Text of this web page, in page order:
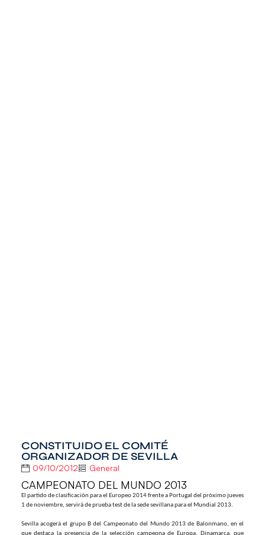
CONSTITUIDO EL COMITÉ
ORGANIZADOR DE SEVILLA
09/10/2012 General
CAMPEONATO DEL MUNDO 2013
El partido de clasificación para el Europeo 2014 frente a Portugal del próximo jueves
1 de noviembre, servirá de prueba test de la sede sevillana para el Mundial 2013.
Sevilla acogerá el grupo B del Campeonato del Mundo 2013 de Balonmano, en el
que destaca la presencia de la selección campeona de Europa, Dinamarca, que